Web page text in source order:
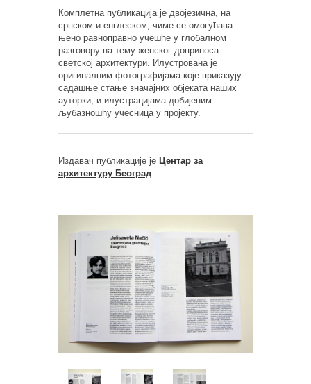
Комплетна публикација је двојезична, на
српском и енглеском, чиме се омогућава
њено равноправно учешће у глобалном
разговору на тему женског доприноса
светској архитектури. Илустрована је
оригиналним фотографијама које приказују
садашње стање значајних објеката наших
ауторки, и илустрацијама добијеним
љубазношћу учесница у пројекту.
Издавач публикације је Центар за
архитектуру Београд